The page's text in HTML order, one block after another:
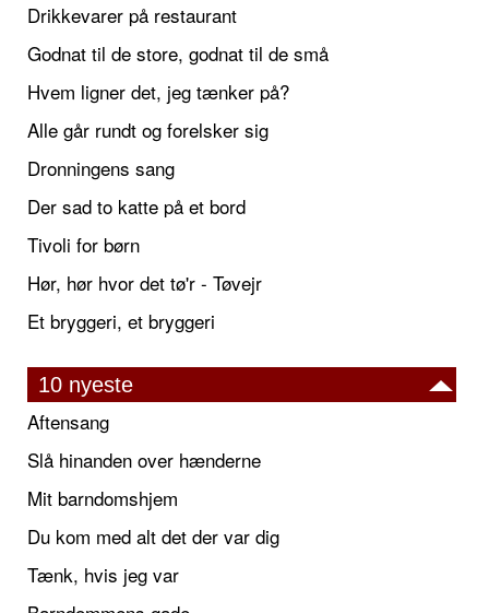
Drikkevarer på restaurant
Godnat til de store, godnat til de små
Hvem ligner det, jeg tænker på?
Alle går rundt og forelsker sig
Dronningens sang
Der sad to katte på et bord
Tivoli for børn
Hør, hør hvor det tø'r - Tøvejr
Et bryggeri, et bryggeri
10 nyeste
Aftensang
Slå hinanden over hænderne
Mit barndomshjem
Du kom med alt det der var dig
Tænk, hvis jeg var